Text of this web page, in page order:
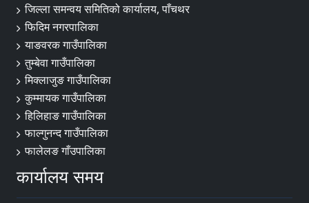
जिल्ला समन्वय समितिको कार्यालय, पाँचथर
फिदिम नगरपालिका
याङवरक गाउँपालिका
तुम्बेवा गाउँपालिका
मिक्लाजुङ गाउँपालिका
कुम्मायक गाउँपालिका
हिलिहाङ गाउँपालिका
फाल्गुनन्द गाउँपालिका
फालेलङ गाँउपालिका
कार्यालय समय